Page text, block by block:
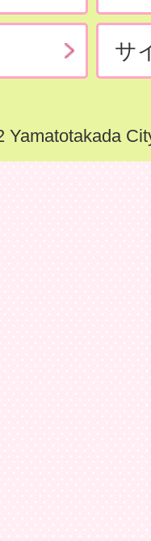
サ
Yamatotakada